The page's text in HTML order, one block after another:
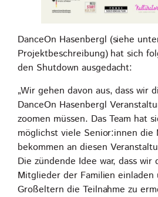
DanceOn Hasenbergl (siehe
Projektbeschreibung) hat sich
den Shutdown ausgedacht:
„Wir gehen davon aus, dass wir
DanceOn Hasenbergl
zoomen müssen. Das Team hat
möglichst viele Senior:innen die
bekommen an diesen
Die zündende Idee war, dass wir
Mitglieder der Familien
Großeltern die Teilnahme zu